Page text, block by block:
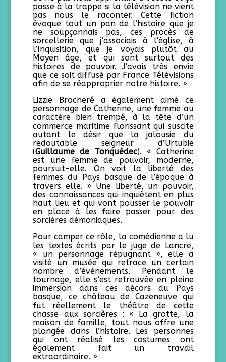
passe à la trappe si la télévision ne vient
pas nous le raconter. Cette fiction
évoque tout un pan de l’histoire que je
ne soupçonnais pas, ces procès de
sorcellerie que j’associais à l’église, à
l’Inquisition, que je voyais plutôt au
Moyen âge, et qui sont surtout des
histoires de pouvoir. J’avais très envie
que ce soit diffusé par France Télévisions
afin de se réapproprier notre histoire. »
Lizzie Brocheré a également aimé ce
personnage de Catherine, une femme au
caractère bien trempé, à la tête d’un
commerce maritime florissant qui suscite
autant le désir que la jalousie du
redoutable seigneur d’Urtubie
(Guillaume de Tonquédec). « Catherine
est une femme de pouvoir, moderne,
poursuit-elle. On voit la liberté des
femmes du Pays basque de l’époque à
travers elle. » Une liberté, un pouvoir,
des connaissances qui inquiètent en plus
haut lieu et qui vont pousser le pouvoir
en place à les faire passer pour des
sorcières démoniaques.
Pour camper ce rôle, la comédienne a lu
les textes écrits par le juge de Lancre,
« un personnage répugnant », elle a
visité un musée qui retrace un certain
nombre d’événements. Pendant le
tournage, elle s’est retrouvée en pleine
immersion dans ces décors du Pays
basque, ce château de Cazeneuve qui
fut réellement le théâtre de cette
chasse aux sorcières : « La grotte, la
maison de famille, tout nous offre une
plongée dans l’histoire. Les personnes
qui ont réalisé les costumes ont
également fait un travail
extraordinaire. »